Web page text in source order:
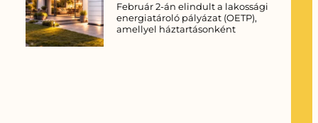
Február 2-án elindult a lakossági
energiatároló pályázat (OETP),
amellyel háztartásonként